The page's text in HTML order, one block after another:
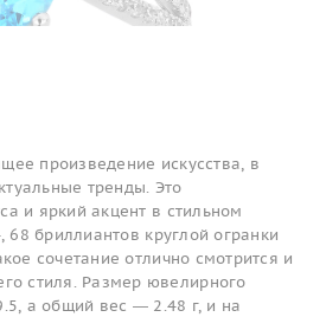
произведение искусства, в
тренды. Это
и яркий акцент в стильном
бриллиантов круглой огранки
сочетание отлично смотрится и
стиля. Размер ювелирного
а общий вес — 2.48 г, и на